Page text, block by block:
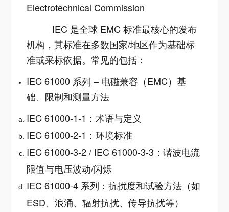
Electrotechnical Commission
IEC 是全球 EMC 标准最核心的发布
机构，其标准在多数国家/地区作为基础标
准或采标依据。常见的包括：
IEC 61000 系列 – 电磁兼容（EMC）基
础、限制和测量方法
IEC 61000-1-1：术语与定义
IEC 61000-2-1：环境标准
IEC 61000-3-2 / IEC 61000-3-3：谐波电流
限值与电压波动/闪烁
IEC 61000-4 系列：抗扰度和试验方法（如
ESD、浪涌、辐射抗扰、传导抗扰等）